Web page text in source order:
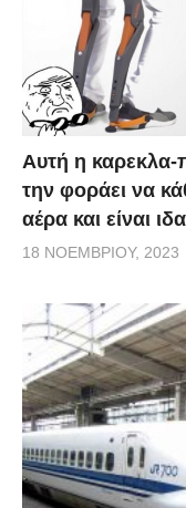
Αυτή η καρεκλα-
την φοράει να
αέρα και είναι
18 ΝΟΕΜΒΡΊΟΥ, 2023